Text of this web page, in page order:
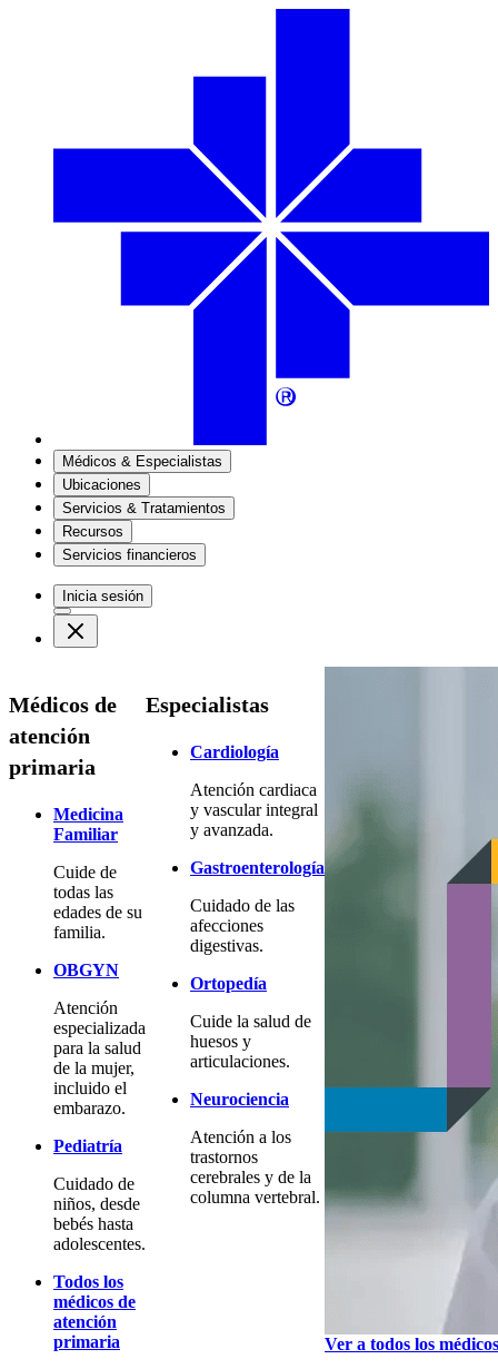
Médicos & Especialistas
Ubicaciones
Servicios & Tratamientos
Recursos
Servicios financieros
Inicia sesión
Médicos de
atención
primaria
Medicina
Familiar
Cuide de
todas las
edades de su
familia.
OBGYN
Atención
especializada
para la salud
de la mujer,
incluido el
embarazo.
Pediatría
Cuidado de
niños, desde
bebés hasta
adolescentes.
Todos los
médicos de
atención
primaria
Especialistas
Cardiología
Atención cardiaca
y vascular integral
y avanzada.
Gastroenterología
Cuidado de las
afecciones
digestivas.
Ortopedía
Cuide la salud de
huesos y
articulaciones.
Neurociencia
Atención a los
trastornos
cerebrales y de la
columna vertebral.
Ver a todos los médicos